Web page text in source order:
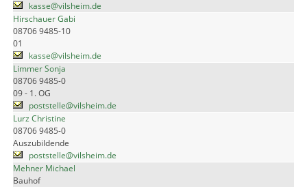
kasse@vilsheim.de
Hirschauer Gabi
08706 9485-10
01
kasse@vilsheim.de
Limmer Sonja
08706 9485-0
09 - 1. OG
poststelle@vilsheim.de
Lurz Christine
08706 9485-0
Auszubildende
poststelle@vilsheim.de
Mehner Michael
Bauhof